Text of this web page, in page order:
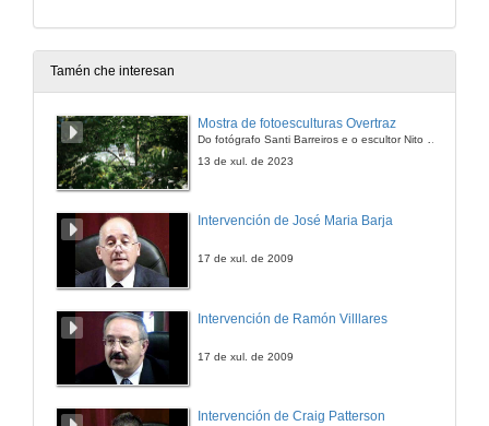
Tamén che interesan
Mostra de fotoesculturas Overtraz
Do fotógrafo Santi Barreiros e o escultor Nito Contreras.
13 de xul. de 2023
Intervención de José Maria Barja
17 de xul. de 2009
Intervención de Ramón Villlares
17 de xul. de 2009
Intervención de Craig Patterson